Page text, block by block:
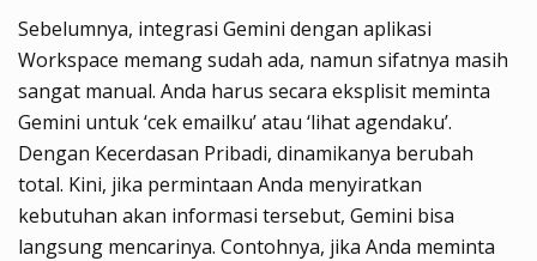
Sebelumnya, integrasi Gemini dengan aplikasi
Workspace memang sudah ada, namun sifatnya masih
sangat manual. Anda harus secara eksplisit meminta
Gemini untuk ‘cek emailku’ atau ‘lihat agendaku’.
Dengan Kecerdasan Pribadi, dinamikanya berubah
total. Kini, jika permintaan Anda menyiratkan
kebutuhan akan informasi tersebut, Gemini bisa
langsung mencarinya. Contohnya, jika Anda meminta